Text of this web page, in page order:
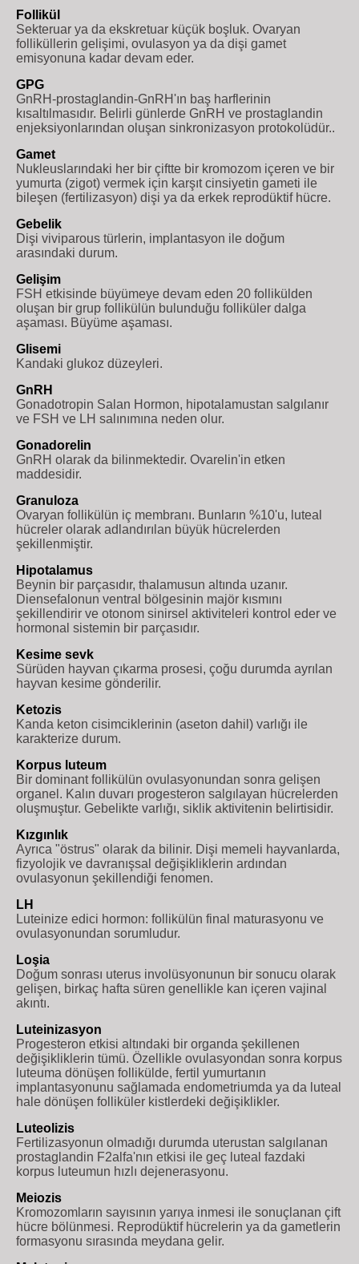
Follikül
Sekteruar ya da ekskretuar küçük boşluk. Ovaryan
folliküllerin gelişimi, ovulasyon ya da dişi gamet
emisyonuna kadar devam eder.
GPG
GnRH-prostaglandin-GnRH'ın baş harflerinin
kısaltılmasıdır. Belirli günlerde GnRH ve prostaglandin
enjeksiyonlarından oluşan sinkronizasyon protokolüdür..
Gamet
Nukleuslarındaki her bir çiftte bir kromozom içeren ve bir
yumurta (zigot) vermek için karşıt cinsiyetin gameti ile
bileşen (fertilizasyon) dişi ya da erkek reprodüktif hücre.
Gebelik
Dişi viviparous türlerin, implantasyon ile doğum
arasındaki durum.
Gelişim
FSH etkisinde büyümeye devam eden 20 follikülden
oluşan bir grup follikülün bulunduğu folliküler dalga
aşaması. Büyüme aşaması.
Glisemi
Kandaki glukoz düzeyleri.
GnRH
Gonadotropin Salan Hormon, hipotalamustan salgılanır
ve FSH ve LH salınımına neden olur.
Gonadorelin
GnRH olarak da bilinmektedir. Ovarelin'in etken
maddesidir.
Granuloza
Ovaryan follikülün iç membranı. Bunların %10'u, luteal
hücreler olarak adlandırılan büyük hücrelerden
şekillenmiştir.
Hipotalamus
Beynin bir parçasıdır, thalamusun altında uzanır.
Diensefalonun ventral bölgesinin majör kısmını
şekillendirir ve otonom sinirsel aktiviteleri kontrol eder ve
hormonal sistemin bir parçasıdır.
Kesime sevk
Sürüden hayvan çıkarma prosesi, çoğu durumda ayrılan
hayvan kesime gönderilir.
Ketozis
Kanda keton cisimciklerinin (aseton dahil) varlığı ile
karakterize durum.
Korpus luteum
Bir dominant follikülün ovulasyonundan sonra gelişen
organel. Kalın duvarı progesteron salgılayan hücrelerden
oluşmuştur. Gebelikte varlığı, siklik aktivitenin belirtisidir.
Kızgınlık
Ayrıca "östrus" olarak da bilinir. Dişi memeli hayvanlarda,
fizyolojik ve davranışsal değişikliklerin ardından
ovulasyonun şekillendiği fenomen.
LH
Luteinize edici hormon: follikülün final maturasyonu ve
ovulasyonundan sorumludur.
Loşia
Doğum sonrası uterus involüsyonunun bir sonucu olarak
gelişen, birkaç hafta süren genellikle kan içeren vajinal
akıntı.
Luteinizasyon
Progesteron etkisi altındaki bir organda şekillenen
değişikliklerin tümü. Özellikle ovulasyondan sonra korpus
luteuma dönüşen follikülde, fertil yumurtanın
implantasyonunu sağlamada endometriumda ya da luteal
hale dönüşen folliküler kistlerdeki değişiklikler.
Luteolizis
Fertilizasyonun olmadığı durumda uterustan salgılanan
prostaglandin F2alfa'nın etkisi ile geç luteal fazdaki
korpus luteumun hızlı dejenerasyonu.
Meiozis
Kromozomların sayısının yarıya inmesi ile sonuçlanan çift
hücre bölünmesi. Reprodüktif hücrelerin ya da gametlerin
formasyonu sırasında meydana gelir.